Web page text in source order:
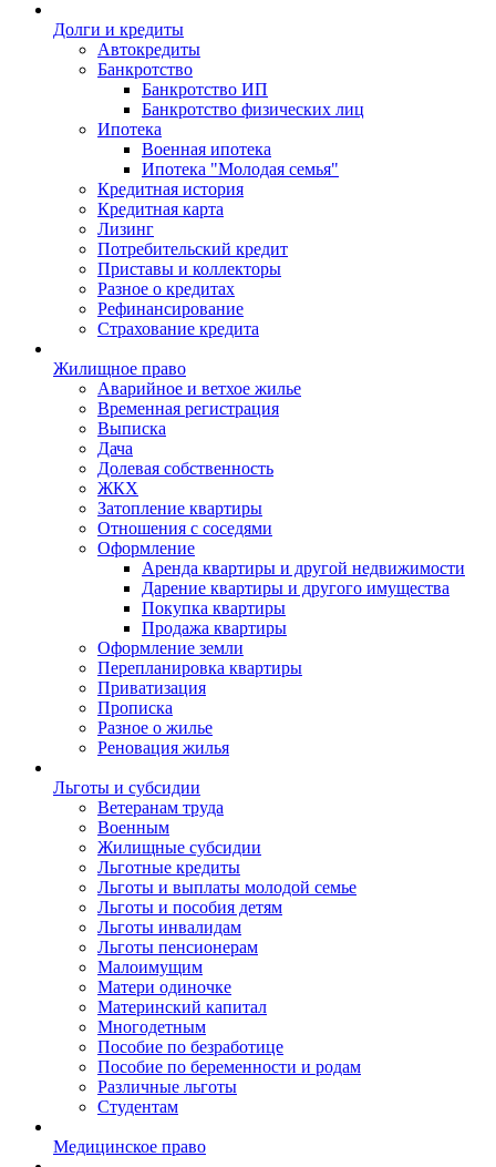
Долги и кредиты
Автокредиты
Банкротство
Банкротство ИП
Банкротство физических лиц
Ипотека
Военная ипотека
Ипотека "Молодая семья"
Кредитная история
Кредитная карта
Лизинг
Потребительский кредит
Приставы и коллекторы
Разное о кредитах
Рефинансирование
Страхование кредита
Жилищное право
Аварийное и ветхое жилье
Временная регистрация
Выписка
Дача
Долевая собственность
ЖКХ
Затопление квартиры
Отношения с соседями
Оформление
Аренда квартиры и другой недвижимости
Дарение квартиры и другого имущества
Покупка квартиры
Продажа квартиры
Оформление земли
Перепланировка квартиры
Приватизация
Прописка
Разное о жилье
Реновация жилья
Льготы и субсидии
Ветеранам труда
Военным
Жилищные субсидии
Льготные кредиты
Льготы и выплаты молодой семье
Льготы и пособия детям
Льготы инвалидам
Льготы пенсионерам
Малоимущим
Матери одиночке
Материнский капитал
Многодетным
Пособие по безработице
Пособие по беременности и родам
Различные льготы
Студентам
Медицинское право